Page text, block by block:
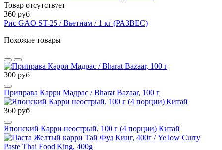
Товар отсутствует
360 руб
Рис GAO ST-25 / Вьетнам / 1 кг (РАЗВЕС)
Похожие товары
300 руб
Приправа Карри Мадрас / Bharat Bazaar, 100 г
360 руб
Японский Карри неострый, 100 г (4 порции) Китай